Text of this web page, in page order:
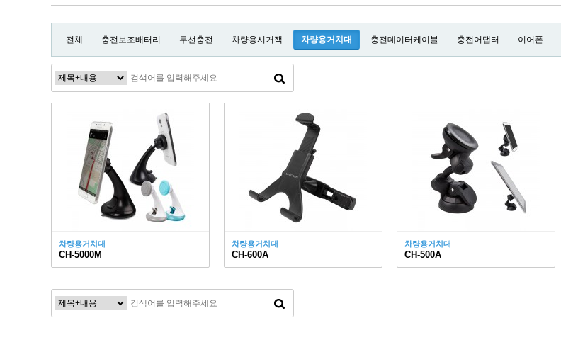
전체 충전보조배터리 무선충전 차량용시거잭 차량용거치대 충전데이터케이블 충전어댑터 이어폰
차량용거치대
CH-5000M
차량용거치대
CH-600A
차량용거치대
CH-500A